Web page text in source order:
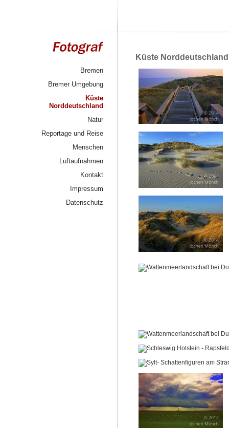
Küste Norddeutschland
Bremen
Bremer Umgebung
Küste
Norddeutschland
Natur
Reportage und Reise
Menschen
Luftaufnahmen
Kontakt
Impressum
Datenschutz